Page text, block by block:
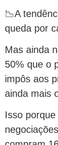
📉A
queda por
Mas ainda
50% que o
impôs aos
ainda mais
Isso